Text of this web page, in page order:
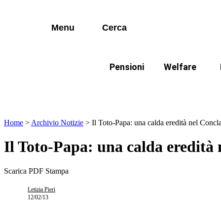
Menu Cerca
Pensioni Welfare
Lorem ipsum dolor sit amet consectetur
Home > Archivio Notizie > Il Toto-Papa: una calda eredità nel
Il Toto-Papa: una calda eredità
Scarica PDF Stampa
Letizia Pieri
12/02/13